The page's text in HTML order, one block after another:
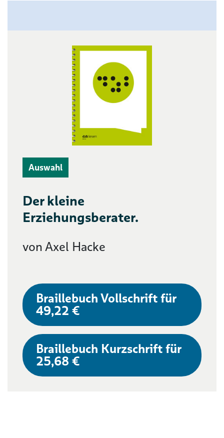
Auswahl
Der kleine
Erziehungsberater.
von Axel Hacke
Braillebuch Vollschrift für
49,22 €
Braillebuch Kurzschrift für
25,68 €